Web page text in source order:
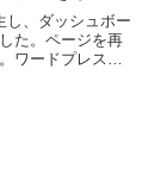
読み込みして
し、ダッシュボー
た。ページを再
ワードプレスの